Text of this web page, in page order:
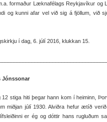
formaður Læknafélags Reykjavíkur og
og kunni afar vel við sig á fjöllum, við
í dag, 6. júlí 2016, klukkan 15.
Jónssonar
stiga hiti þegar hann kom í heiminn,
miðjan júlí 1930. Alviðra hefur ætíð
er ég og dóttir hans rugluðum